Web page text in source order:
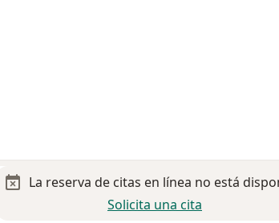
La reserva de citas en línea no está
Solicita una cita